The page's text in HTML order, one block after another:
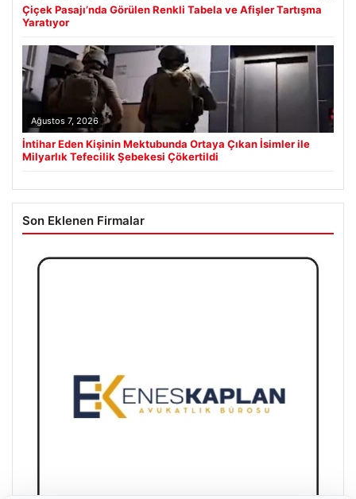
Çiçek Pasajı’nda Görülen Renkli Tabela ve Afişler Tartışma
Yaratıyor
Ağustos 7, 2026
İntihar Eden Kişinin Mektubunda Ortaya Çıkan İsimler ile
Milyarlık Tefecilik Şebekesi Çökertildi
Son Eklenen Firmalar